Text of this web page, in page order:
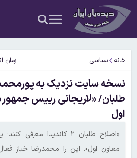
خانه سیاسی زمان
نسخه سایت نزدیک به
طلبان/ «لاریجانی رییس
اول
«اصلاح طلبان ۲ کاندیدا
معاون اول». این را محمدرضا خباز